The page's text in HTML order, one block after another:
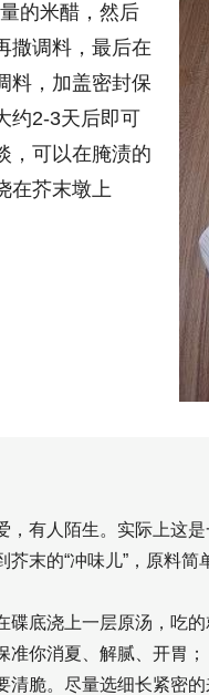
的米醋，然后
撒调料，最后在
料，加盖密封保
约2-3天后即可
，可以在腌渍的
在芥末墩上
，有人陌生。实际上这
末的“冲味儿”，原料简
碟底浇上一层原汤，吃
你消夏、解腻、开胃；
清脆。尽量选细长紧密